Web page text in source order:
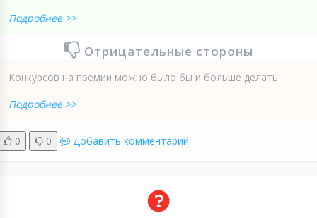
Подробнее >>
Отрицательные стороны
Конкурсов на премии можно было бы и больше делать
Подробнее >>
0 0 Добавить комментарий